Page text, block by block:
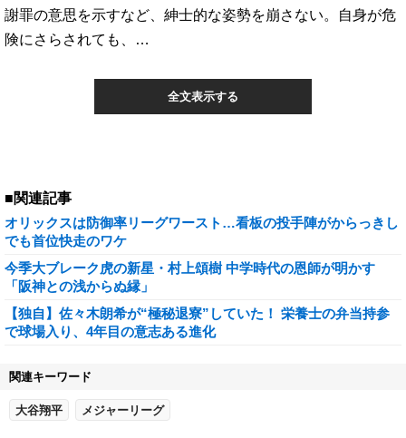
謝罪の意思を示すなど、紳士的な姿勢を崩さない。自身が危
険にさらされても、…
全文表示する
■関連記事
オリックスは防御率リーグワースト…看板の投手陣がからっきし
でも首位快走のワケ
今季大ブレーク虎の新星・村上頌樹 中学時代の恩師が明かす
「阪神との浅からぬ縁」
【独自】佐々木朗希が“極秘退寮”していた！ 栄養士の弁当持参
で球場入り、4年目の意志ある進化
関連キーワード
大谷翔平 メジャーリーグ